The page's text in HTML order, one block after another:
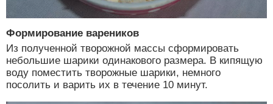
Формирование вареников
Из полученной творожной массы сформировать
небольшие шарики одинакового размера. В кипящую
воду поместить творожные шарики, немного
посолить и варить их в течение 10 минут.